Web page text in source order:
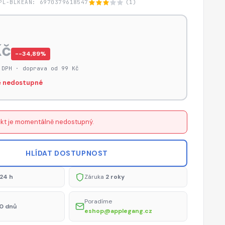
BLK EAN: 6970379618547 (1)
−-34,89%
· doprava od 99 Kč
nedostupné
je momentálně nedostupný.
HLÍDAT DOSTUPNOST
h Záruka 2 roky
dnů
Poradíme
eshop@applegang.cz